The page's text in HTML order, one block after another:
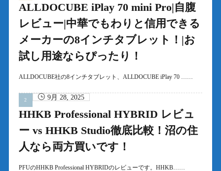
ALLDOCUBE iPlay 70 mini Pro|自腹
レビュー|中華でもわりと信用できる
メーカーの8インチタブレット！|お
試し用途ならぴったり！
ALLDOCUBE社の8インチタブレット、ALLDOCUBE iPlay 70 ……
9月 28, 2025
HHKB Professional HYBRID レビュ
ー vs HHKB Studio徹底比較！沼の住
人なら両方買いです！
PFUのHHKB Professional HYBRIDのレビューです。HHKB……